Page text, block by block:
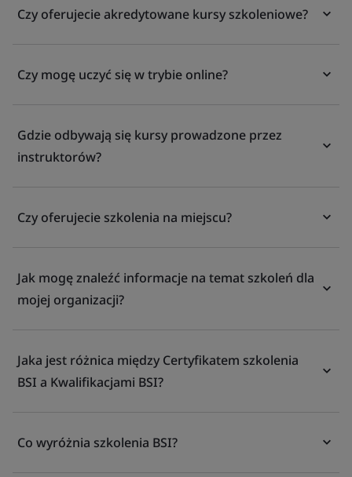
Czy oferujecie akredytowane kursy szkoleniowe?
Czy mogę uczyć się w trybie online?
Gdzie odbywają się kursy prowadzone przez
instruktorów?
Czy oferujecie szkolenia na miejscu?
Jak mogę znaleźć informacje na temat szkoleń dla
mojej organizacji?
Jaka jest różnica między Certyfikatem szkolenia
BSI a Kwalifikacjami BSI?
Co wyróżnia szkolenia BSI?